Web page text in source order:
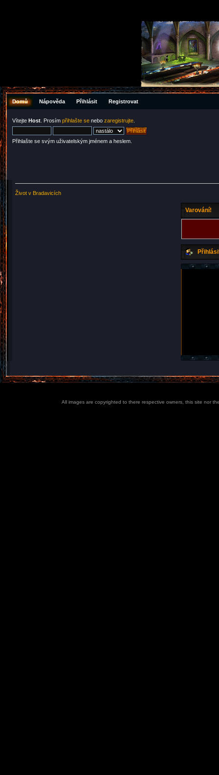
Domů Nápověda Přihlásit Registrovat
Vítejte Host . Prosím přihlašte se nebo zaregistrujte
Přihlašte se svým uživatelským jménem a heslem.
Život v Bradavicích
Varování!
All images are copyrighted to there respective owners, this site nor